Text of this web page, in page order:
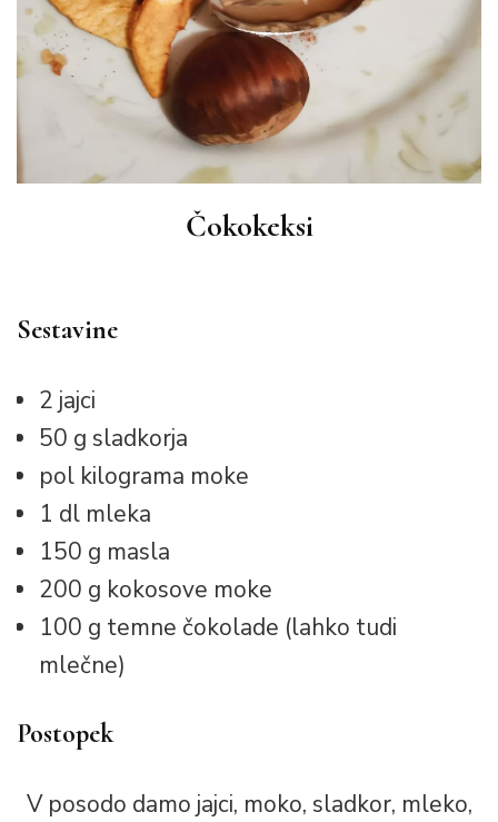
Čokokeksi
Sestavine
2 jajci
50 g sladkorja
pol kilograma moke
1 dl mleka
150 g masla
200 g kokosove moke
100 g temne čokolade (lahko tudi
mlečne)
Postopek
V posodo damo jajci, moko, sladkor, mleko,